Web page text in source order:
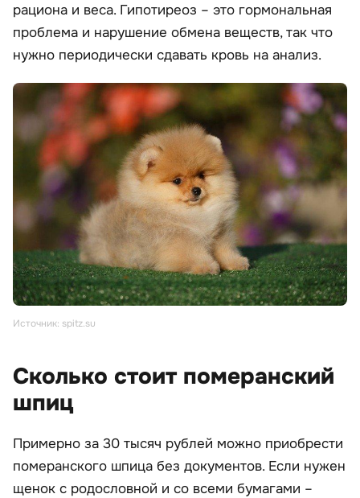
рациона и веса. Гипотиреоз – это гормональная
проблема и нарушение обмена веществ, так что
нужно периодически сдавать кровь на анализ.
Источник: spitz.su
Сколько стоит померанский
шпиц
Примерно за 30 тысяч рублей можно приобрести
померанского шпица без документов. Если нужен
щенок с родословной и со всеми бумагами –